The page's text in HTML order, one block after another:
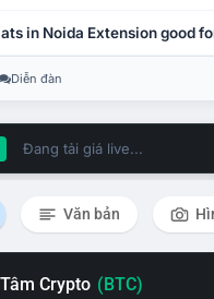
in Noida Extension good
Diễn đàn
Đang tải giá live...
Văn bản
Crypto (BTC)